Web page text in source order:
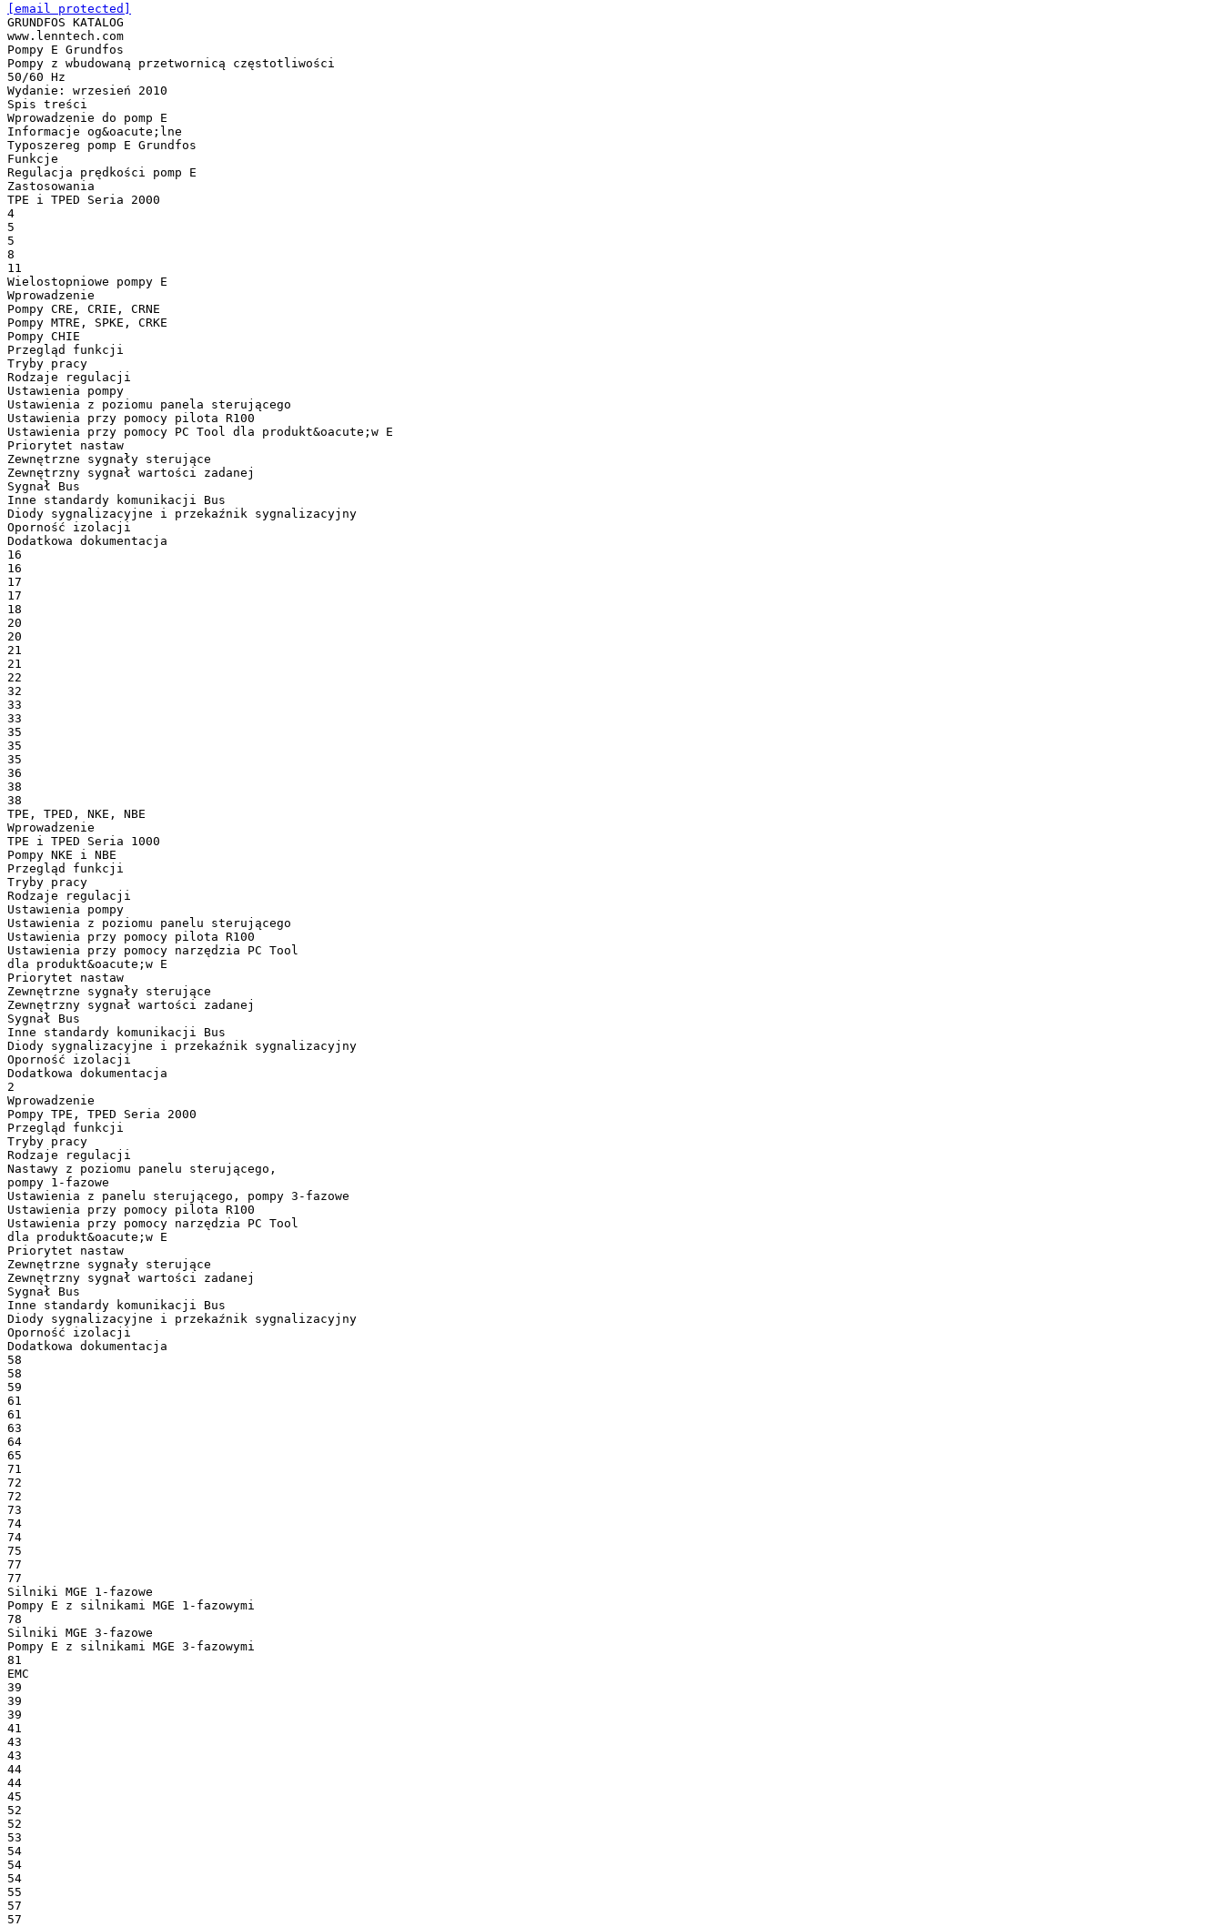
[email protected]
GRUNDFOS KATALOG
www.lenntech.com
Pompy E Grundfos
Pompy z wbudowaną przetwornicą częstotliwości
50/60 Hz
Wydanie: wrzesień 2010
Spis treści
Wprowadzenie do pomp E
Informacje og&oacute;lne
Typoszereg pomp E Grundfos
Funkcje
Regulacja prędkości pomp E
Zastosowania
TPE i TPED Seria 2000
4
5
5
8
11
Wielostopniowe pompy E
Wprowadzenie
Pompy CRE, CRIE, CRNE
Pompy MTRE, SPKE, CRKE
Pompy CHIE
Przegląd funkcji
Tryby pracy
Rodzaje regulacji
Ustawienia pompy
Ustawienia z poziomu panela sterującego
Ustawienia przy pomocy pilota R100
Ustawienia przy pomocy PC Tool dla produkt&oacute;w E
Priorytet nastaw
Zewnętrzne sygnały sterujące
Zewnętrzny sygnał wartości zadanej
Sygnał Bus
Inne standardy komunikacji Bus
Diody sygnalizacyjne i przekaźnik sygnalizacyjny
Oporność izolacji
Dodatkowa dokumentacja
16
16
17
17
18
20
20
21
21
22
32
33
33
35
35
35
36
38
38
TPE, TPED, NKE, NBE
Wprowadzenie
TPE i TPED Seria 1000
Pompy NKE i NBE
Przegląd funkcji
Tryby pracy
Rodzaje regulacji
Ustawienia pompy
Ustawienia z poziomu panelu sterującego
Ustawienia przy pomocy pilota R100
Ustawienia przy pomocy narzędzia PC Tool
dla produkt&oacute;w E
Priorytet nastaw
Zewnętrzne sygnały sterujące
Zewnętrzny sygnał wartości zadanej
Sygnał Bus
Inne standardy komunikacji Bus
Diody sygnalizacyjne i przekaźnik sygnalizacyjny
Oporność izolacji
Dodatkowa dokumentacja
2
Wprowadzenie
Pompy TPE, TPED Seria 2000
Przegląd funkcji
Tryby pracy
Rodzaje regulacji
Nastawy z poziomu panelu sterującego,
pompy 1-fazowe
Ustawienia z panelu sterującego, pompy 3-fazowe
Ustawienia przy pomocy pilota R100
Ustawienia przy pomocy narzędzia PC Tool
dla produkt&oacute;w E
Priorytet nastaw
Zewnętrzne sygnały sterujące
Zewnętrzny sygnał wartości zadanej
Sygnał Bus
Inne standardy komunikacji Bus
Diody sygnalizacyjne i przekaźnik sygnalizacyjny
Oporność izolacji
Dodatkowa dokumentacja
58
58
59
61
61
63
64
65
71
72
72
73
74
74
75
77
77
Silniki MGE 1-fazowe
Pompy E z silnikami MGE 1-fazowymi
78
Silniki MGE 3-fazowe
Pompy E z silnikami MGE 3-fazowymi
81
EMC
39
39
39
41
43
43
44
44
45
52
52
53
54
54
54
55
57
57